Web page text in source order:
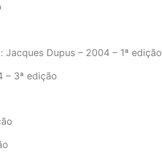
Dupus – 2004 – 1ª edição
– 3ª edição